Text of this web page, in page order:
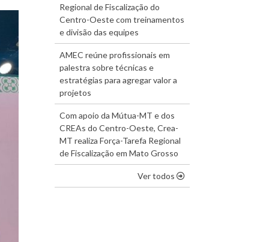
Regional de Fiscalização do
Centro-Oeste com treinamentos
e divisão das equipes
AMEC reúne profissionais em
palestra sobre técnicas e
estratégias para agregar valor a
projetos
Com apoio da Mútua-MT e dos
CREAs do Centro-Oeste, Crea-
MT realiza Força-Tarefa Regional
de Fiscalização em Mato Grosso
Ver todos os destaques